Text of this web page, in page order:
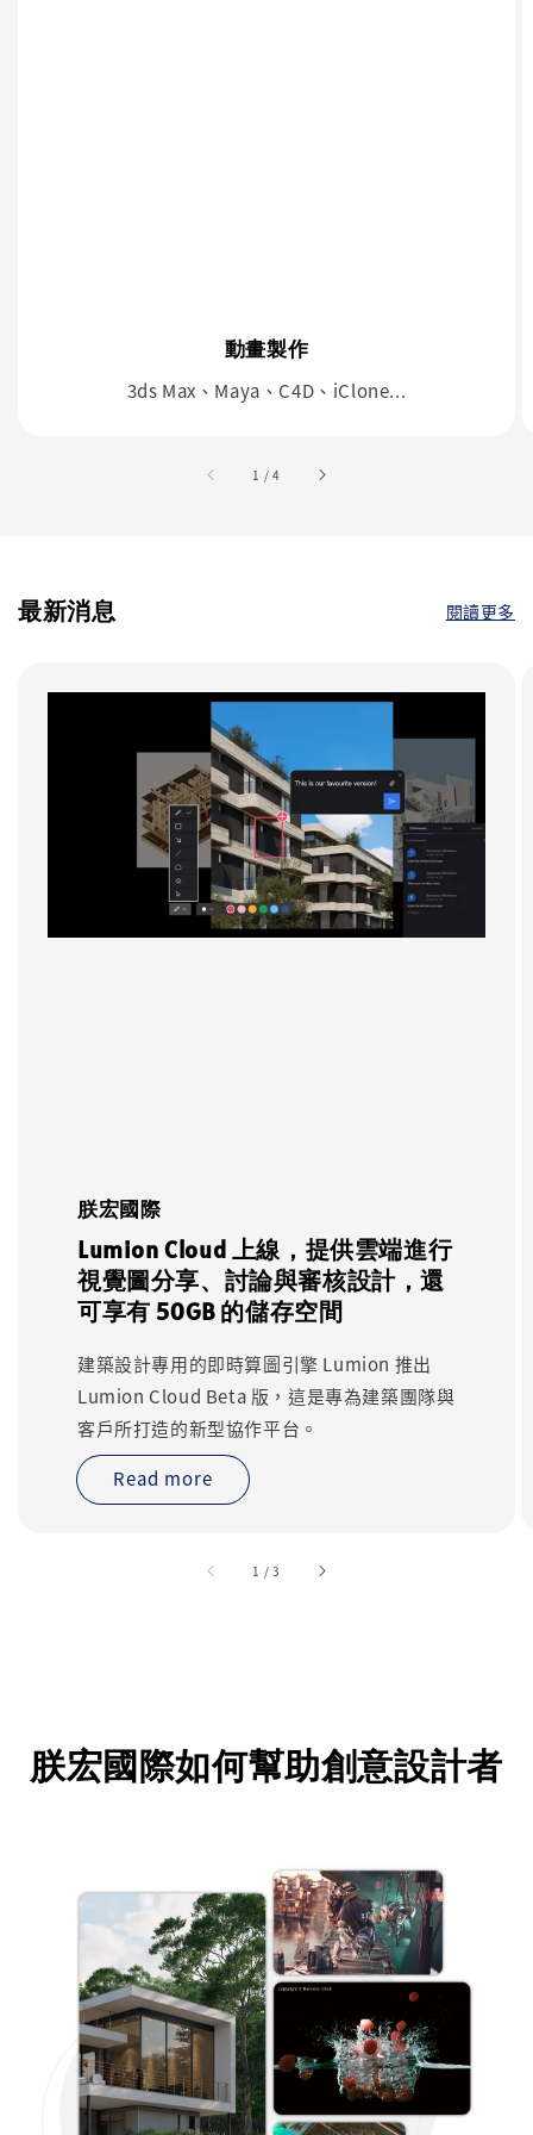
動畫製作
3ds Max、Maya、C4D、iClone...
1 /accessibility.of
4
最新消息 閱讀更多
朕宏國際
Lumion Cloud 上線，提供雲端進行
視覺圖分享、討論與審核設計，還
可享有 50GB 的儲存空間
建築設計專用的即時算圖引擎 Lumion 推出
Lumion Cloud Beta 版，這是專為建築團隊與
客戶所打造的新型協作平台。
Read more
1 /accessibility.of
3
朕宏國際如何幫助創意設計者